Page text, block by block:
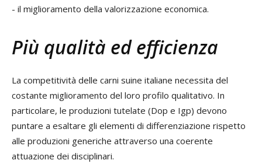
- il miglioramento della valorizzazione economica.
Più qualità ed efficienza
La competitività delle carni suine italiane necessita del
costante miglioramento del loro profilo qualitativo. In
particolare, le produzioni tutelate (Dop e Igp) devono
puntare a esaltare gli elementi di differenziazione rispetto
alle produzioni generiche attraverso una coerente
attuazione dei disciplinari.